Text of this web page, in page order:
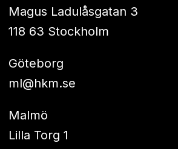
Magus Ladulåsgatan 3
118 63 Stockholm
Göteborg
ml@hkm.se
Malmö
Lilla Torg 1